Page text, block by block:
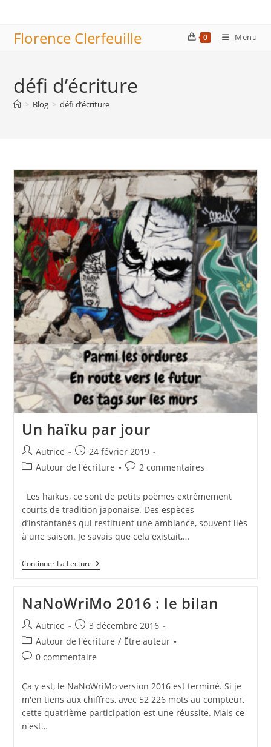
contentFlorence Clerfeuille 0 Menu
défi d’écriture
> Blog > défi d’écriture
Un haïku par jour
Auteur/autrice
de
Autrice
Publication
publiée :
24 février 2019
PostAutour de l'écriture
Commentaires
la
publication :
2 commentaires
Les haïkus, ce sont de petits poèmes extrêmement
courts de tradition japonaise. Des espèces
d’instantanés qui restituent une ambiance, souvent liés
à une saison. Je savais que cela existait,…
Continuer La LectureUn
Haïku
NaNoWriMo 2016 : le bilan
Auteur/autrice
de
la
publication :
Autrice
Publication
publiée :
3 décembre 2016
Post
category:
Autour de l'écriture / Être auteur
Commentaires
la
publication :
0 commentaire
Ça y est, le NaNoWriMo version 2016 est terminé. Si je
m'en tiens aux chiffres, avec 52 226 mots au compteur,
cette quatrième participation est une réussite. Mais ce
n'est…